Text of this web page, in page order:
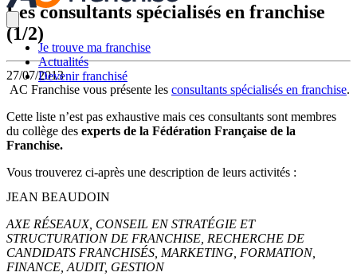
Je trouve ma franchise
Actualités
Devenir franchisé
Les consultants spécialisés en franchise
(1/2)
27/07/2013
AC Franchise vous présente les consultants spécialisés en franchise.
Cette liste n’est pas exhaustive mais ces consultants sont membres
du collège des experts de la Fédération Française de la
Franchise.
Vous trouverez ci-après une description de leurs activités :
JEAN BEAUDOIN
AXE RÉSEAUX, CONSEIL EN STRATÉGIE ET
STRUCTURATION DE FRANCHISE, RECHERCHE DE
CANDIDATS FRANCHISÉS, MARKETING, FORMATION,
FINANCE, AUDIT, GESTION